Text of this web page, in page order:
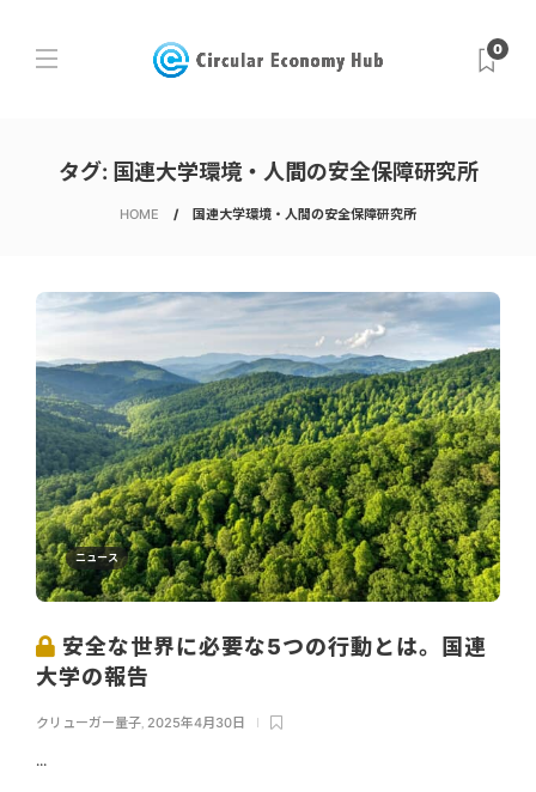
0
タグ: 国連大学環境・人間の安全保障研究所
HOME 国連大学環境・人間の安全保障研究所
ニュース
安全な世界に必要な5つの行動とは。国連
大学の報告
クリューガー量子 2025年4月30日
...